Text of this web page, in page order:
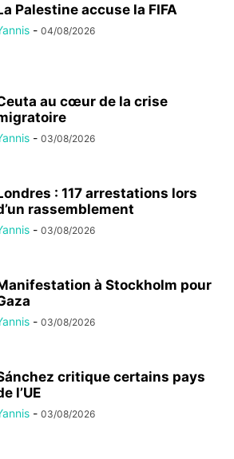
Palestine accuse la FIFA
- 04/08/2026
au cœur de la crise
- 03/08/2026
: 117 arrestations lors
rassemblement
- 03/08/2026
à Stockholm pour
- 03/08/2026
critique certains pays
l’UE
- 03/08/2026